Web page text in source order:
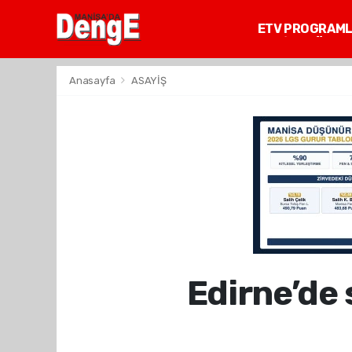
ETV
Anasayfa ASAYİŞ